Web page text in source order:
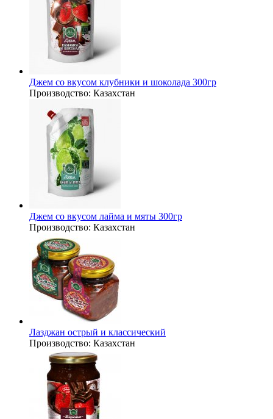
Джем со вкусом клубники и шоколада 300гр
Производство: Казахстан
Джем со вкусом лайма и мяты 300гр
Производство: Казахстан
Лазджан острый и классический
Производство: Казахстан